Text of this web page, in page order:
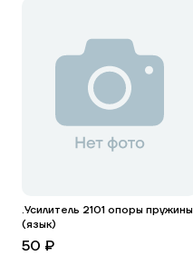
.Усилитель 2101 опоры пружины
(язык)
50 ₽